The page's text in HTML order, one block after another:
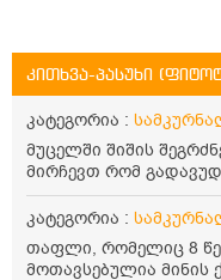
კითხვა-პასუხი
კატეგორია :
მუცელში შიშის
მირჩევთ რომ
კატეგორია :
თაფლი, რომელიც 8
მოთავსებულია